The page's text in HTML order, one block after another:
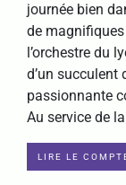
journée bien
de
l’orchestre du
d’un succulent
passionnante
Au service de
LIRE LE